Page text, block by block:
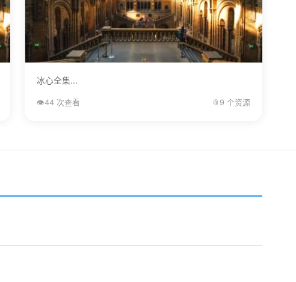
冰心全集...
👁️44 次查看 📎 9 个资源